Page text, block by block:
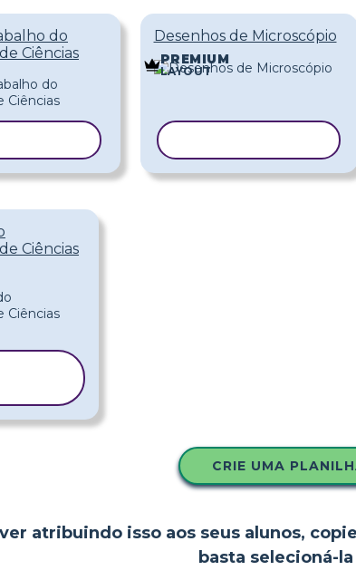
do
Ciências
Desenhos de Microscópio
PREMIUM
LAYOUT
Ciências
CRIE UMA
atribuindo isso aos seus alunos,
basta selecioná-